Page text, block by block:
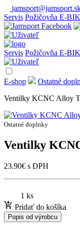
Servis Požičovňa E-
Servis Požičovňa E-
E-shop
Ostatné
Ventilky KCNC Alloy
Ostatné doplnky
Ventilky
23.90€ s DPH
1 ks
Pridať do košíka
Popis od výrobcu